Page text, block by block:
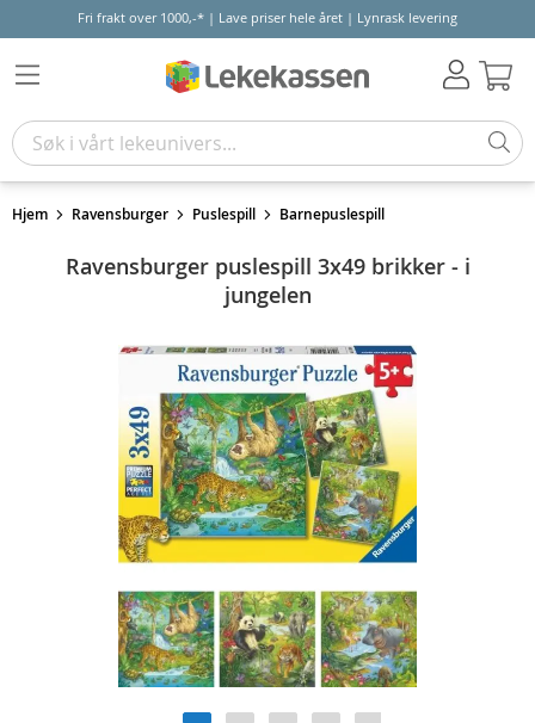
Fri frakt over 1000,-* | Lave priser hele året | Lynrask levering
Hjem Ravensburger Puslespill Barnepuslespill
Ravensburger puslespill 3x49 brikker - i
jungelen